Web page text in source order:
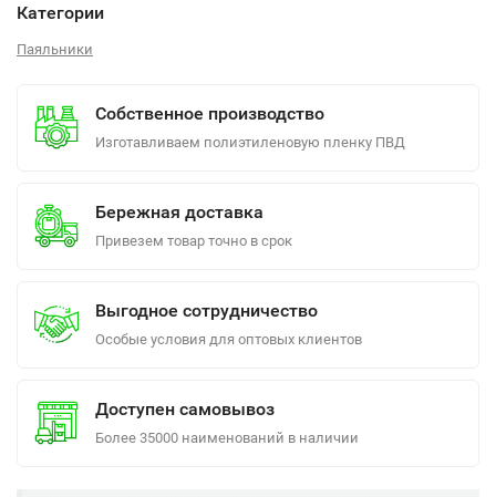
Категории
Паяльники
Собственное производство
Изготавливаем полиэтиленовую пленку ПВД
Бережная доставка
Привезем товар точно в срок
Выгодное сотрудничество
Особые условия для оптовых клиентов
Доступен самовывоз
Более 35000 наименований в наличии